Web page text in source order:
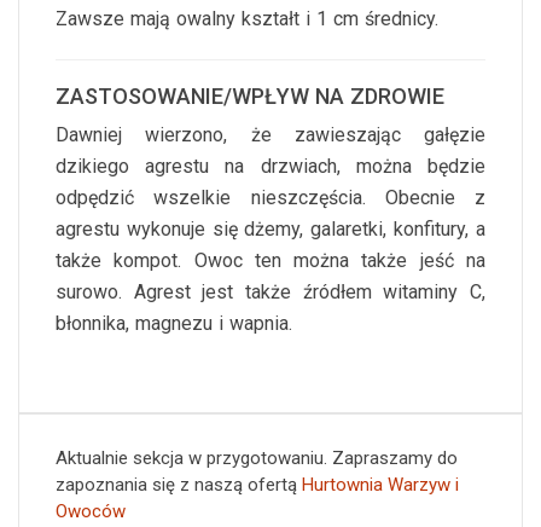
Zawsze mają owalny kształt i 1 cm średnicy.
ZASTOSOWANIE/WPŁYW NA ZDROWIE
Dawniej wierzono, że zawieszając gałęzie
dzikiego agrestu na drzwiach, można będzie
odpędzić wszelkie nieszczęścia. Obecnie z
agrestu wykonuje się dżemy, galaretki, konfitury, a
także kompot. Owoc ten można także jeść na
surowo. Agrest jest także źródłem witaminy C,
błonnika, magnezu i wapnia.
Aktualnie sekcja w przygotowaniu. Zapraszamy do
zapoznania się z naszą ofertą Hurtownia Warzyw i
Owoców